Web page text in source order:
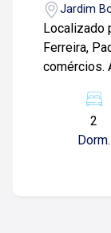
Jardim
Localizado
Ferreira,
comércios. Apartamento de 92m² com: -02
e hidro; -
social com
-Área de
2
Dorm.